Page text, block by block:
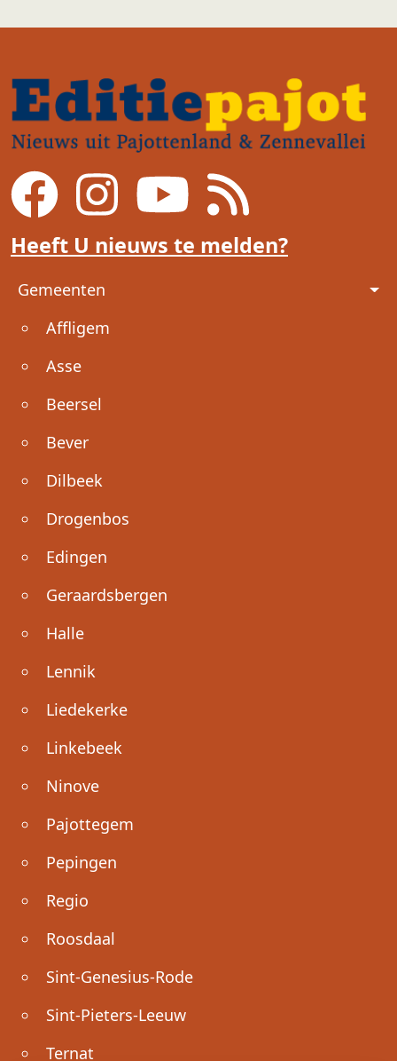
Heeft U nieuws te melden?
Voet
Gemeenten
Affligem
Asse
Beersel
Bever
Dilbeek
Drogenbos
Edingen
Geraardsbergen
Halle
Lennik
Liedekerke
Linkebeek
Ninove
Pajottegem
Pepingen
Regio
Roosdaal
Sint-Genesius-Rode
Sint-Pieters-Leeuw
Ternat